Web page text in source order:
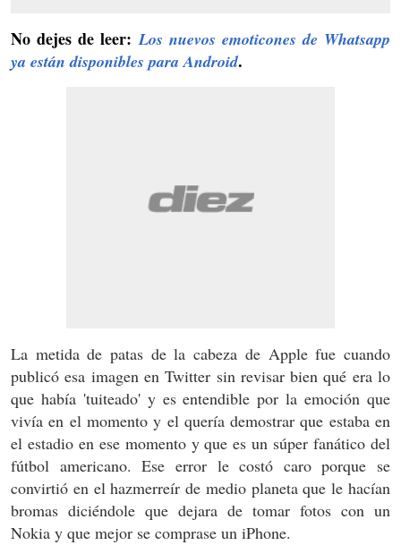
No dejes de leer:Los nuevos emoticones de Whatsapp
ya están disponibles para Android.
La metida de patas de la cabeza de Apple fue cuando
publicó esa imagen en Twitter sin revisar bien qué era lo
que había 'tuiteado' y es entendible por la emoción que
vivía en el momento y el quería demostrar que estaba en
el estadio en ese momento y que es un súper fanático del
fútbol americano. Ese error le costó caro porque se
convirtió en el hazmerreír de medio planeta que le hacían
bromas diciéndole que dejara de tomar fotos con un
Nokia y que mejor se comprase un iPhone.